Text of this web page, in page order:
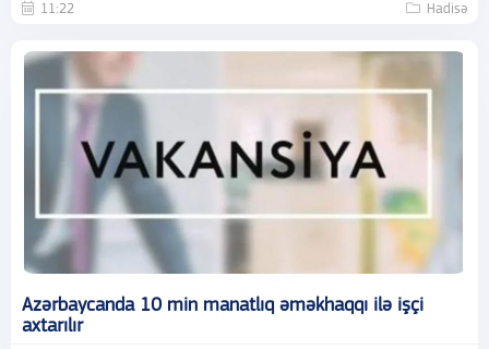
11:22 Hadisə
Azərbaycanda 10 min manatlıq əməkhaqqı ilə işçi
axtarılır